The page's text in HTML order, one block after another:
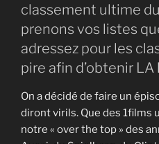
classement ultime
prenons vos listes
adressez pour les
pire afin d’obtenir
On a décidé de faire un
diront virils. Que des 1films
notre « over the top » des